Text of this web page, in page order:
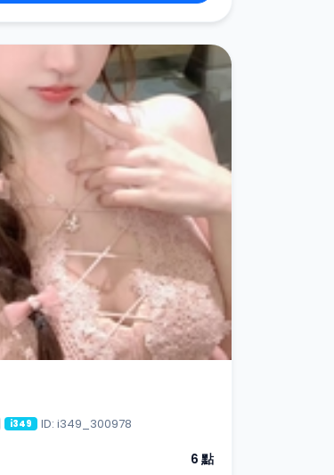
i349 ID: i349_300978
6 點